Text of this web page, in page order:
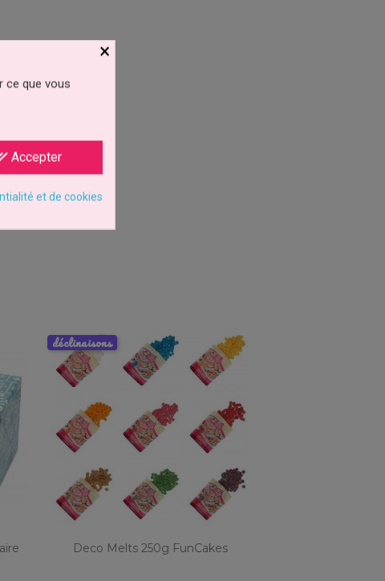
Deco Melts 250g FunCakes
déclinaisons
×
ce que vous
Accepter
et de cookies